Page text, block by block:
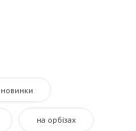
новинки
на орбізах